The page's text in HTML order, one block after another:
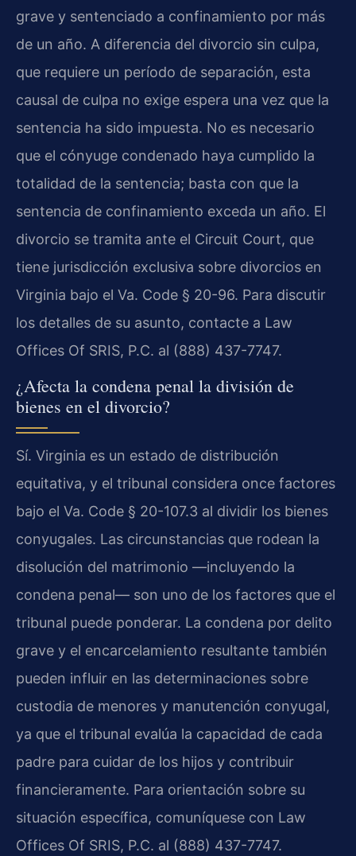
grave y sentenciado a confinamiento por más
de un año. A diferencia del divorcio sin culpa,
que requiere un período de separación, esta
causal de culpa no exige espera una vez que la
sentencia ha sido impuesta. No es necesario
que el cónyuge condenado haya cumplido la
totalidad de la sentencia; basta con que la
sentencia de confinamiento exceda un año. El
divorcio se tramita ante el Circuit Court, que
tiene jurisdicción exclusiva sobre divorcios en
Virginia bajo el Va. Code § 20-96. Para discutir
los detalles de su asunto, contacte a Law
Offices Of SRIS, P.C. al (888) 437-7747.
¿Afecta la condena penal la división de
bienes en el divorcio?
Sí. Virginia es un estado de distribución
equitativa, y el tribunal considera once factores
bajo el Va. Code § 20-107.3 al dividir los bienes
conyugales. Las circunstancias que rodean la
disolución del matrimonio —incluyendo la
condena penal— son uno de los factores que el
tribunal puede ponderar. La condena por delito
grave y el encarcelamiento resultante también
pueden influir en las determinaciones sobre
custodia de menores y manutención conyugal,
ya que el tribunal evalúa la capacidad de cada
padre para cuidar de los hijos y contribuir
financieramente. Para orientación sobre su
situación específica, comuníquese con Law
Offices Of SRIS, P.C. al (888) 437-7747.